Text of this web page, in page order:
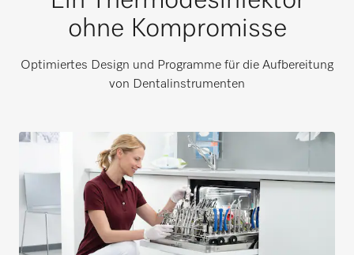
ohne Kompromisse
Optimiertes Design und Programme für die Aufbereitung
von Dentalinstrumenten